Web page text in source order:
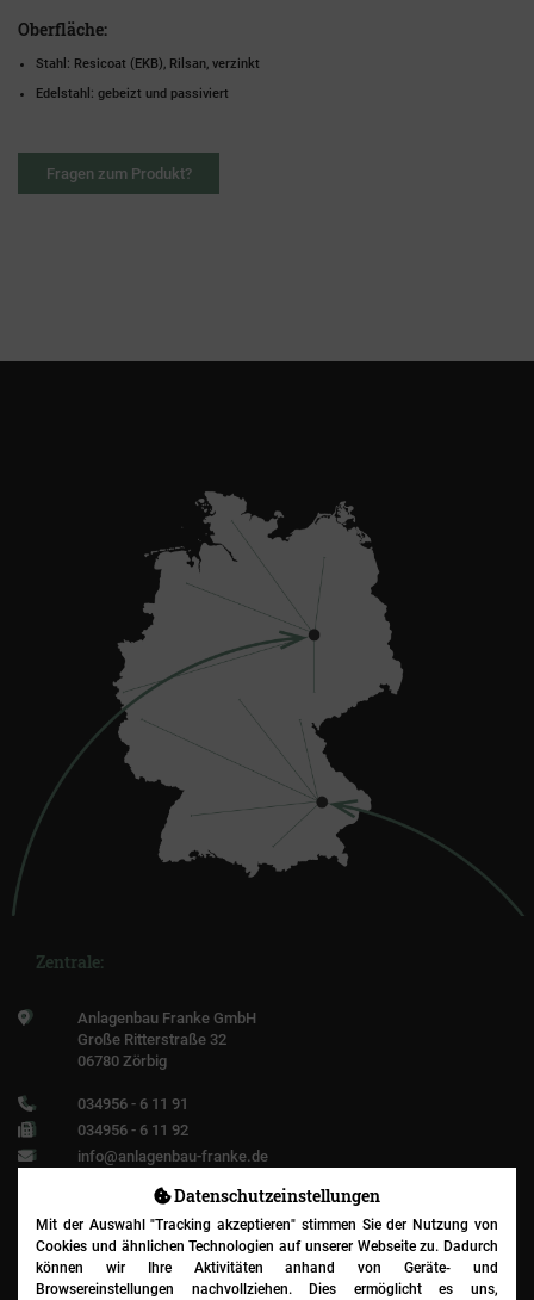
Oberfläche:
Stahl: Resicoat (EKB), Rilsan, verzinkt
Edelstahl: gebeizt und passiviert
Fragen zum Produkt?
Zentrale:
Anlagenbau Franke GmbH
Große Ritterstraße 32
06780 Zörbig
034956 - 6 11 91
034956 - 6 11 92
info@anlagenbau-franke.de
Niederlassung:
Datenschutz­einstellungen
Mit der Auswahl "Tracking akzeptieren" stimmen Sie der Nutzung von
Cookies und ähnlichen Technologien auf unserer Webseite zu. Dadurch
können wir Ihre Aktivitäten anhand von Geräte- und
Browsereinstellungen nachvollziehen. Dies ermöglicht es uns,